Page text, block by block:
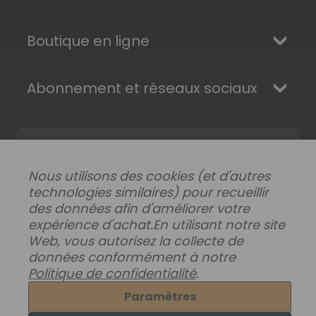
Boutique en ligne
Abonnement et réseaux sociaux
© 2026 Superhairpieces.fr
Modifier les préférences de données
Livraisons, retours et garantie | Confidentialité
Conditions générales
Nous utilisons des cookies (et d'autres
technologies similaires) pour recueillir
des données afin d'améliorer votre
expérience d'achat.En utilisant notre site
Web, vous autorisez la collecte de
données conformément à notre
Politique de confidentialité.
Paramètres